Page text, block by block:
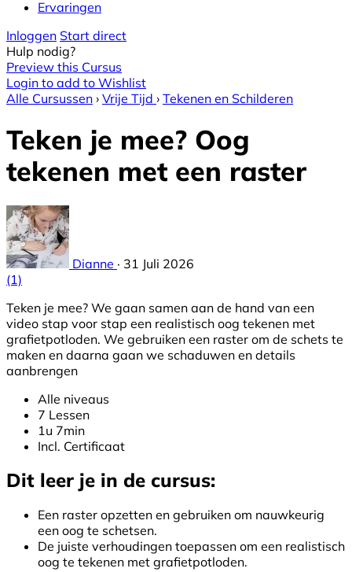
Ervaringen
Inloggen Start direct
Hulp nodig?
Preview this Cursus
Login to add to Wishlist
Alle Cursussen › Vrije Tijd › Tekenen en Schilderen
Teken je mee? Oog
tekenen met een raster
Dianne · 31 Juli 2026
(1)
Teken je mee? We gaan samen aan de hand van een
video stap voor stap een realistisch oog tekenen met
grafietpotloden. We gebruiken een raster om de schets te
maken en daarna gaan we schaduwen en details
aanbrengen
Alle niveaus
7 Lessen
1u 7min
Incl. Certificaat
Dit leer je in de cursus:
Een raster opzetten en gebruiken om nauwkeurig
een oog te schetsen.
De juiste verhoudingen toepassen om een realistisch
oog te tekenen met grafietpotloden.